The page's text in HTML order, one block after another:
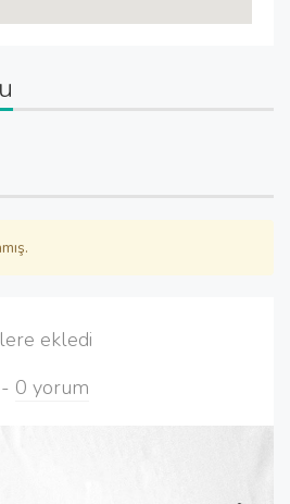
ekledi
- 0 yorum